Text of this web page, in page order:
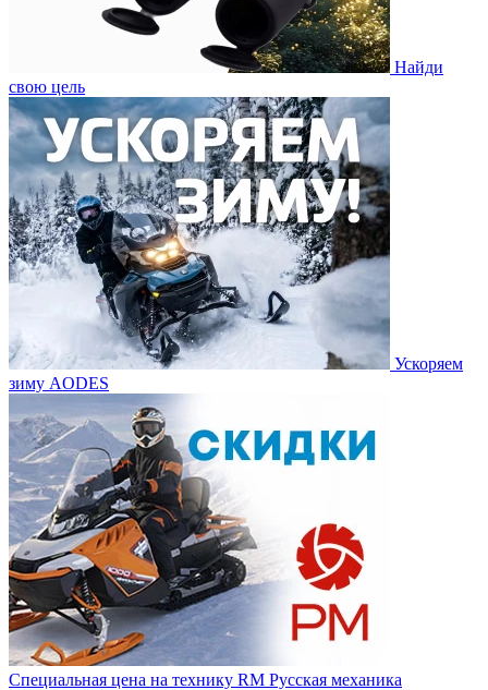
Найди
свою цель
Ускоряем
зиму AODES
Специальная цена на технику RM Русская механика